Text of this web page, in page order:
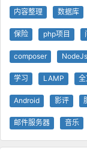
内容整理 数据库
保险 php项目
composer NodeJs
学习 LAMP 全
Android 影评
邮件服务器 音乐